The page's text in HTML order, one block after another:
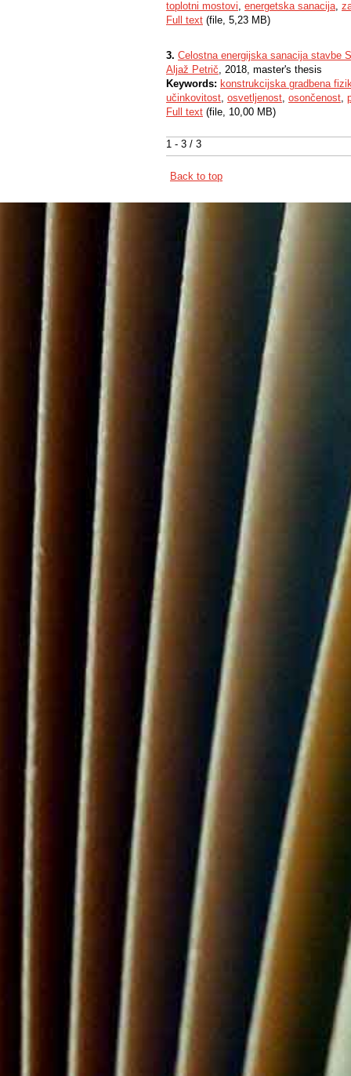
1 - 3 / 3
toplotni mostovi, energetska sanacija,
Full text (file, 5,23 MB)
3. Celostna energijska sanacija stavbe
Aljaž Petrič, 2018, master's thesis
Keywords: konstrukcijska gradbena
učinkovitost, osvetljenost, osončenost,
Full text (file, 10,00 MB)
Back to top